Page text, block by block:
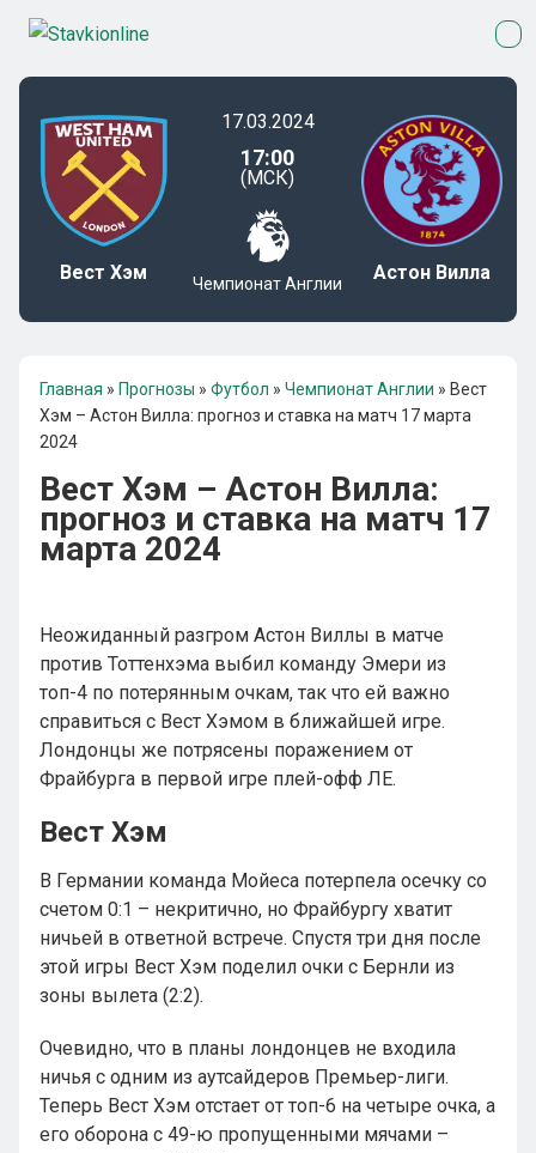
Вест Хэм
17.03.2024
17:00
(МСК)
Чемпионат Англии Астон Вилла
Главная » Прогнозы » Футбол » Чемпионат Англии » Вест
Хэм – Астон Вилла: прогноз и ставка на матч 17 марта
2024
Вест Хэм – Астон Вилла:
прогноз и ставка на матч 17
марта 2024
Неожиданный разгром Астон Виллы в матче
против Тоттенхэма выбил команду Эмери из
топ-4 по потерянным очкам, так что ей важно
справиться с Вест Хэмом в ближайшей игре.
Лондонцы же потрясены поражением от
Фрайбурга в первой игре плей-офф ЛЕ.
Вест Хэм
В Германии команда Мойеса потерпела осечку со
счетом 0:1 – некритично, но Фрайбургу хватит
ничьей в ответной встрече. Спустя три дня после
этой игры Вест Хэм поделил очки с Бернли из
зоны вылета (2:2).
Очевидно, что в планы лондонцев не входила
ничья с одним из аутсайдеров Премьер-лиги.
Теперь Вест Хэм отстает от топ-6 на четыре очка, а
его оборона с 49-ю пропущенными мячами –